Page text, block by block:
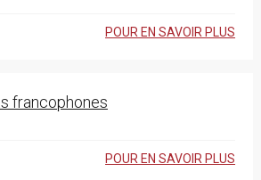
POUR EN SAVOIR PLUS
francophones
POUR EN SAVOIR PLUS